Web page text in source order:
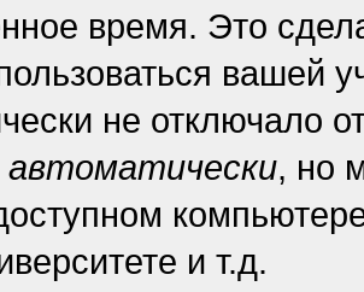
время. Это
вашей
не отключало
, но
и т.д.